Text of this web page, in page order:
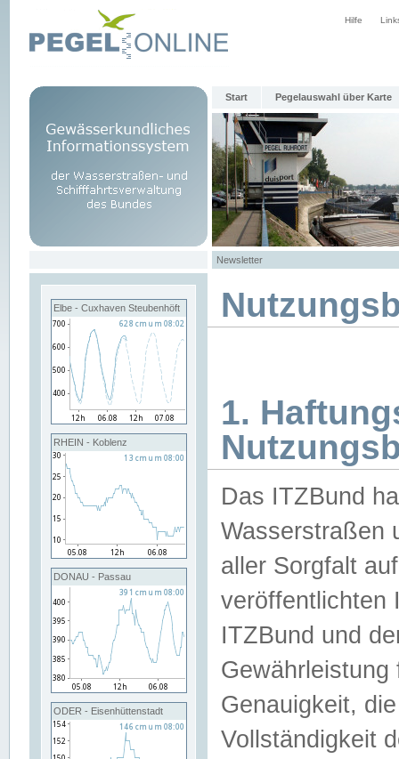
Hilfe
Start Pegelauswahl über Karte
Newsletter
Elbe - Cuxhaven Steubenhöft
RHEIN - Koblenz
DONAU - Passau
ODER - Eisenhüttenstadt
1.
Das ITZBund
Wasserstraßen
aller Sorgfalt
veröffentlichten
ITZBund und
Genauigkeit,
Vollständigkeit